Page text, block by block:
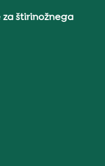
štirinožnega